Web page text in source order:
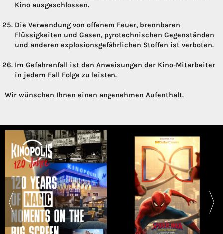
Kino ausgeschlossen.
Die Verwendung von offenem Feuer, brennbaren
Flüssigkeiten und Gasen, pyrotechnischen Gegenständen
und anderen explosionsgefährlichen Stoffen ist verboten.
Im Gefahrenfall ist den Anweisungen der Kino-Mitarbeiter
in jedem Fall Folge zu leisten.
Wir wünschen Ihnen einen angenehmen Aufenthalt.